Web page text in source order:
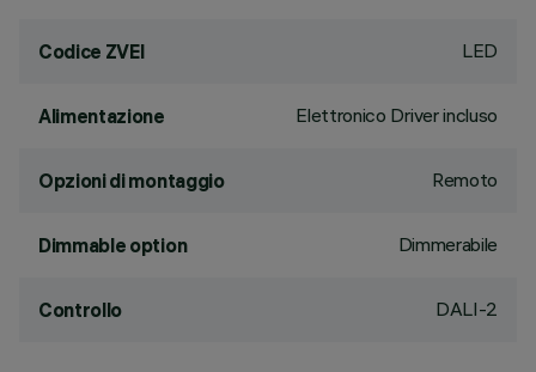
Codice ZVEI LED
Alimentazione Elettronico Driver incluso
Opzioni di montaggio Remoto
Dimmable option Dimmerabile
Controllo DALI-2